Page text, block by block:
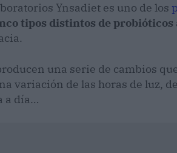
Ynsadiet es uno de los
tipos distintos de probióticos
una serie de cambios
variación de las horas de luz,
a día…